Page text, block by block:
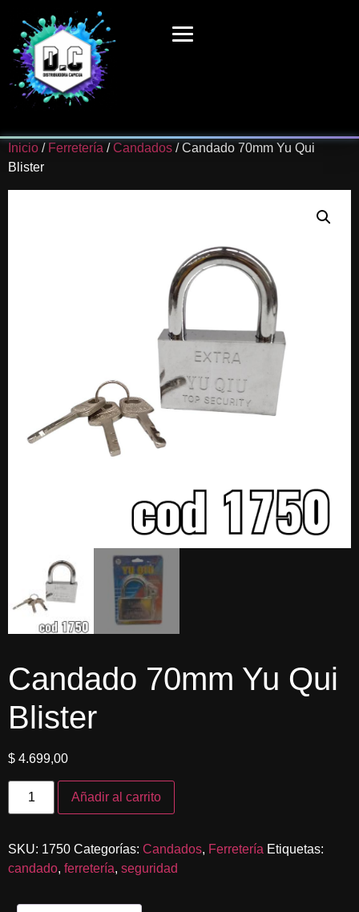
Inicio / Ferretería /Candados / Candado 70mm Yu Qui
Blister
Candado 70mm Yu Qui
Blister
$ 4.699,00
Añadir al carrito
SKU: 1750 Categorías: Candados, Ferretería Etiquetas:
candado, ferretería, seguridad